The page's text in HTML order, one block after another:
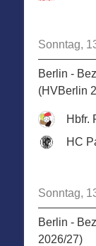
Sonntag,
Berlin -
(HVBerlin
Hbfr.
HC
Sonntag,
Berlin -
2026/27)